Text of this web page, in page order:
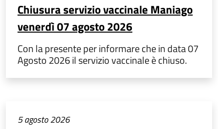
Chiusura servizio vaccinale Maniago
venerdì 07 agosto 2026
Con la presente per informare che in data 07
Agosto 2026 il servizio vaccinale è chiuso.
5 agosto 2026